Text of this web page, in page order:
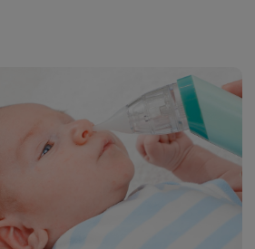
być postrzegane jako zbędny